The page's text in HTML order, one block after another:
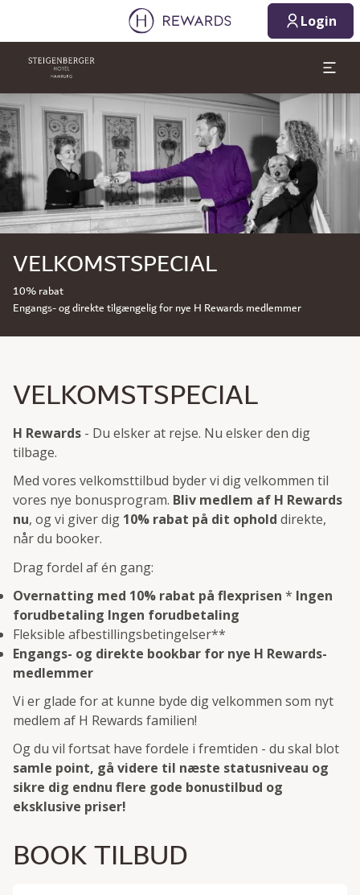
Login
Slide 1 af 1
VELKOMSTSPECIAL
10% rabat
Engangs- og direkte tilgængelig for nye H Rewards medlemmer
VELKOMSTSPECIAL
H Rewards - Du elsker at rejse. Nu elsker den dig
tilbage.
Med vores velkomsttilbud byder vi dig velkommen til
vores nye bonusprogram. Bliv medlem af H Rewards
nu, og vi giver dig 10% rabat på dit ophold direkte,
når du booker.
Drag fordel af én gang:
Overnatting med 10% rabat på flexprisen * Ingen
forudbetaling Ingen forudbetaling
Fleksible afbestillingsbetingelser**
Engangs- og direkte bookbar for nye H Rewards-
medlemmer
Vi er glade for at kunne byde dig velkommen som nyt
medlem af H Rewards familien!
Og du vil fortsat have fordele i fremtiden - du skal blot
samle point, gå videre til næste statusniveau og
sikre dig endnu flere gode bonustilbud og
eksklusive priser!
BOOK TILBUD